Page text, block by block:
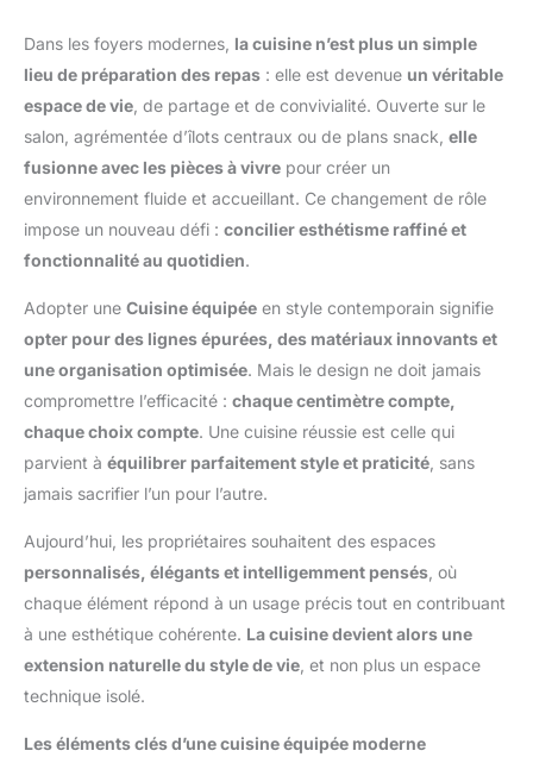
Dans les foyers modernes, la cuisine n’est plus un simple
lieu de préparation des repas : elle est devenue un véritable
espace de vie , de partage et de convivialité. Ouverte sur le
salon, agrémentée d’îlots centraux ou de plans snack, elle
fusionne avec les pièces à vivre pour créer un
environnement fluide et accueillant. Ce changement de rôle
impose un nouveau défi : concilier esthétisme raffiné et
fonctionnalité au quotidien.
Adopter une Cuisine équipée en style contemporain signifie
opter pour des lignes épurées, des matériaux innovants et
une organisation optimisée. Mais le design ne doit jamais
compromettre l’efficacité : chaque centimètre compte,
chaque choix compte. Une cuisine réussie est celle qui
parvient à équilibrer parfaitement style et praticité , sans
jamais sacrifier l’un pour l’autre.
Aujourd’hui, les propriétaires souhaitent des espaces
personnalisés, élégants et intelligemment pensés , où
chaque élément répond à un usage précis tout en contribuant
à une esthétique cohérente. La cuisine devient alors une
extension naturelle du style de vie , et non plus un espace
technique isolé.
Les éléments clés d’une cuisine équipée moderne